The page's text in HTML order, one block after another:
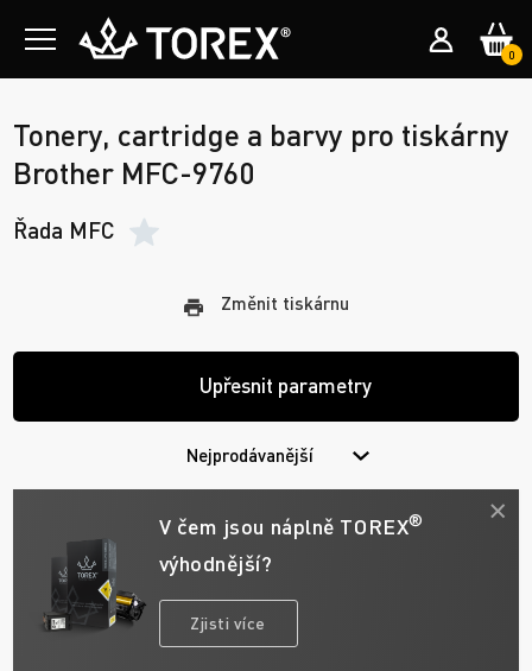
0
Tonery, cartridge a barvy pro tiskárny
Brother MFC-9760
Řada MFC
Změnit tiskárnu
Upřesnit parametry
Nejprodávanější
V čem jsou náplně TOREX®
výhodnější?
Zjisti více